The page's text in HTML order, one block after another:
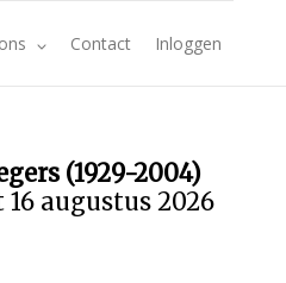
Contact Inloggen
(1929-2004)
augustus 2026